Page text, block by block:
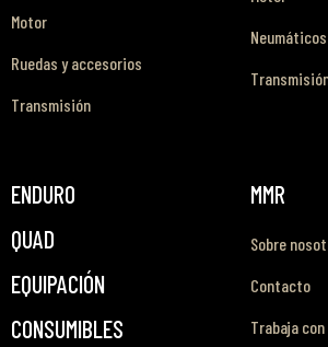
Motor
Ruedas y accesorios
Transmisión
ENDURO
QUAD
EQUIPACIÓN
CONSUMIBLES
MMR
Sobre
Contacto
Trabaja